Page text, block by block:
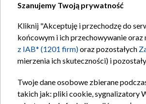
Szanujemy Twoją prywatność
Kliknij "Akceptuję i przechodzę do
końcowym i ich przechowywanie oraz
z IAB* (1201 firm)oraz pozostałych
mierzenia ich skuteczności) i
Twoje dane osobowe zbierane
takich jak: pliki cookie, sygnalizatory